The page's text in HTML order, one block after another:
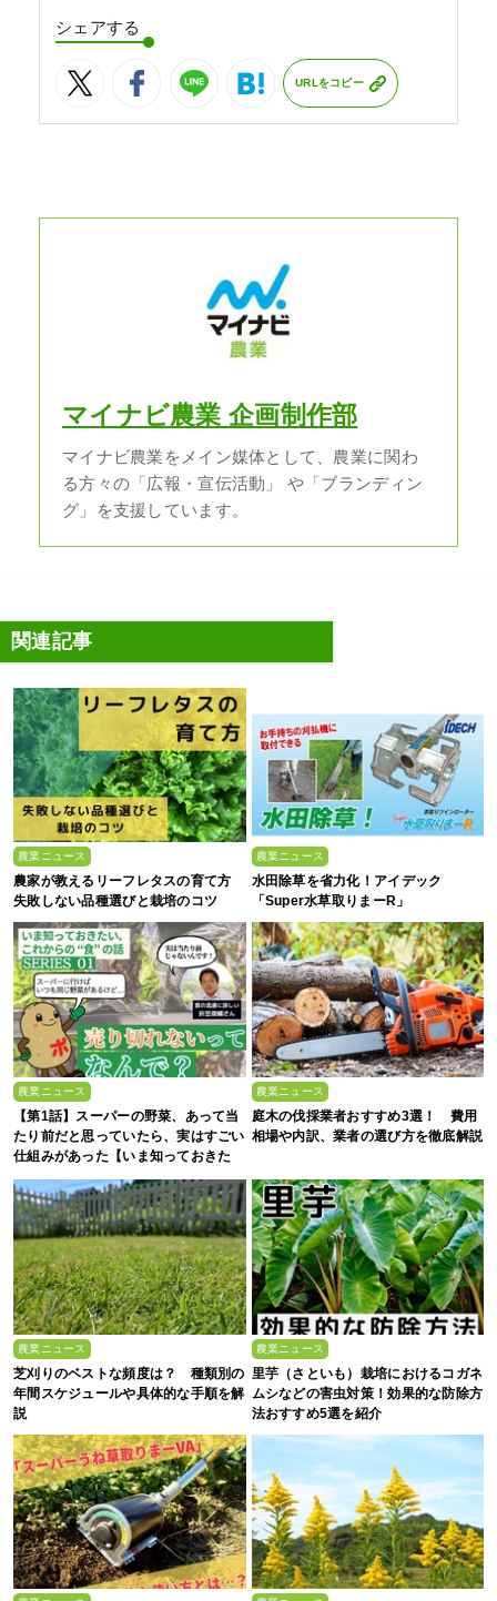
シェアする
URLをコピー
マイナビ農業 企画制作部
マイナビ農業をメイン媒体として、農業に関わ
る方々の「広報・宣伝活動」 や「ブランディン
グ」を支援しています。
関連記事
農業ニュース
農家が教えるリーフレタスの育て方
失敗しない品種選びと栽培のコツ
農業ニュース
水田除草を省力化！アイデック
「Super水草取りまーR」
農業ニュース
【第1話】スーパーの野菜、あって当
たり前だと思っていたら、実はすごい
仕組みがあった【いま知っておきた
い、これからの”食”の話】
農業ニュース
庭木の伐採業者おすすめ3選！ 費用
相場や内訳、業者の選び方を徹底解説
農業ニュース
芝刈りのベストな頻度は？ 種類別の
年間スケジュールや具体的な手順を解
説
農業ニュース
里芋（さといも）栽培におけるコガネ
ムシなどの害虫対策！効果的な防除方
法おすすめ5選を紹介